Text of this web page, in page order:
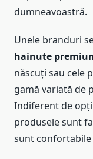
dumneavoastră.
Unele branduri
hainute
născuți sau cele
gamă variată de
Indiferent de
produsele sunt
sunt